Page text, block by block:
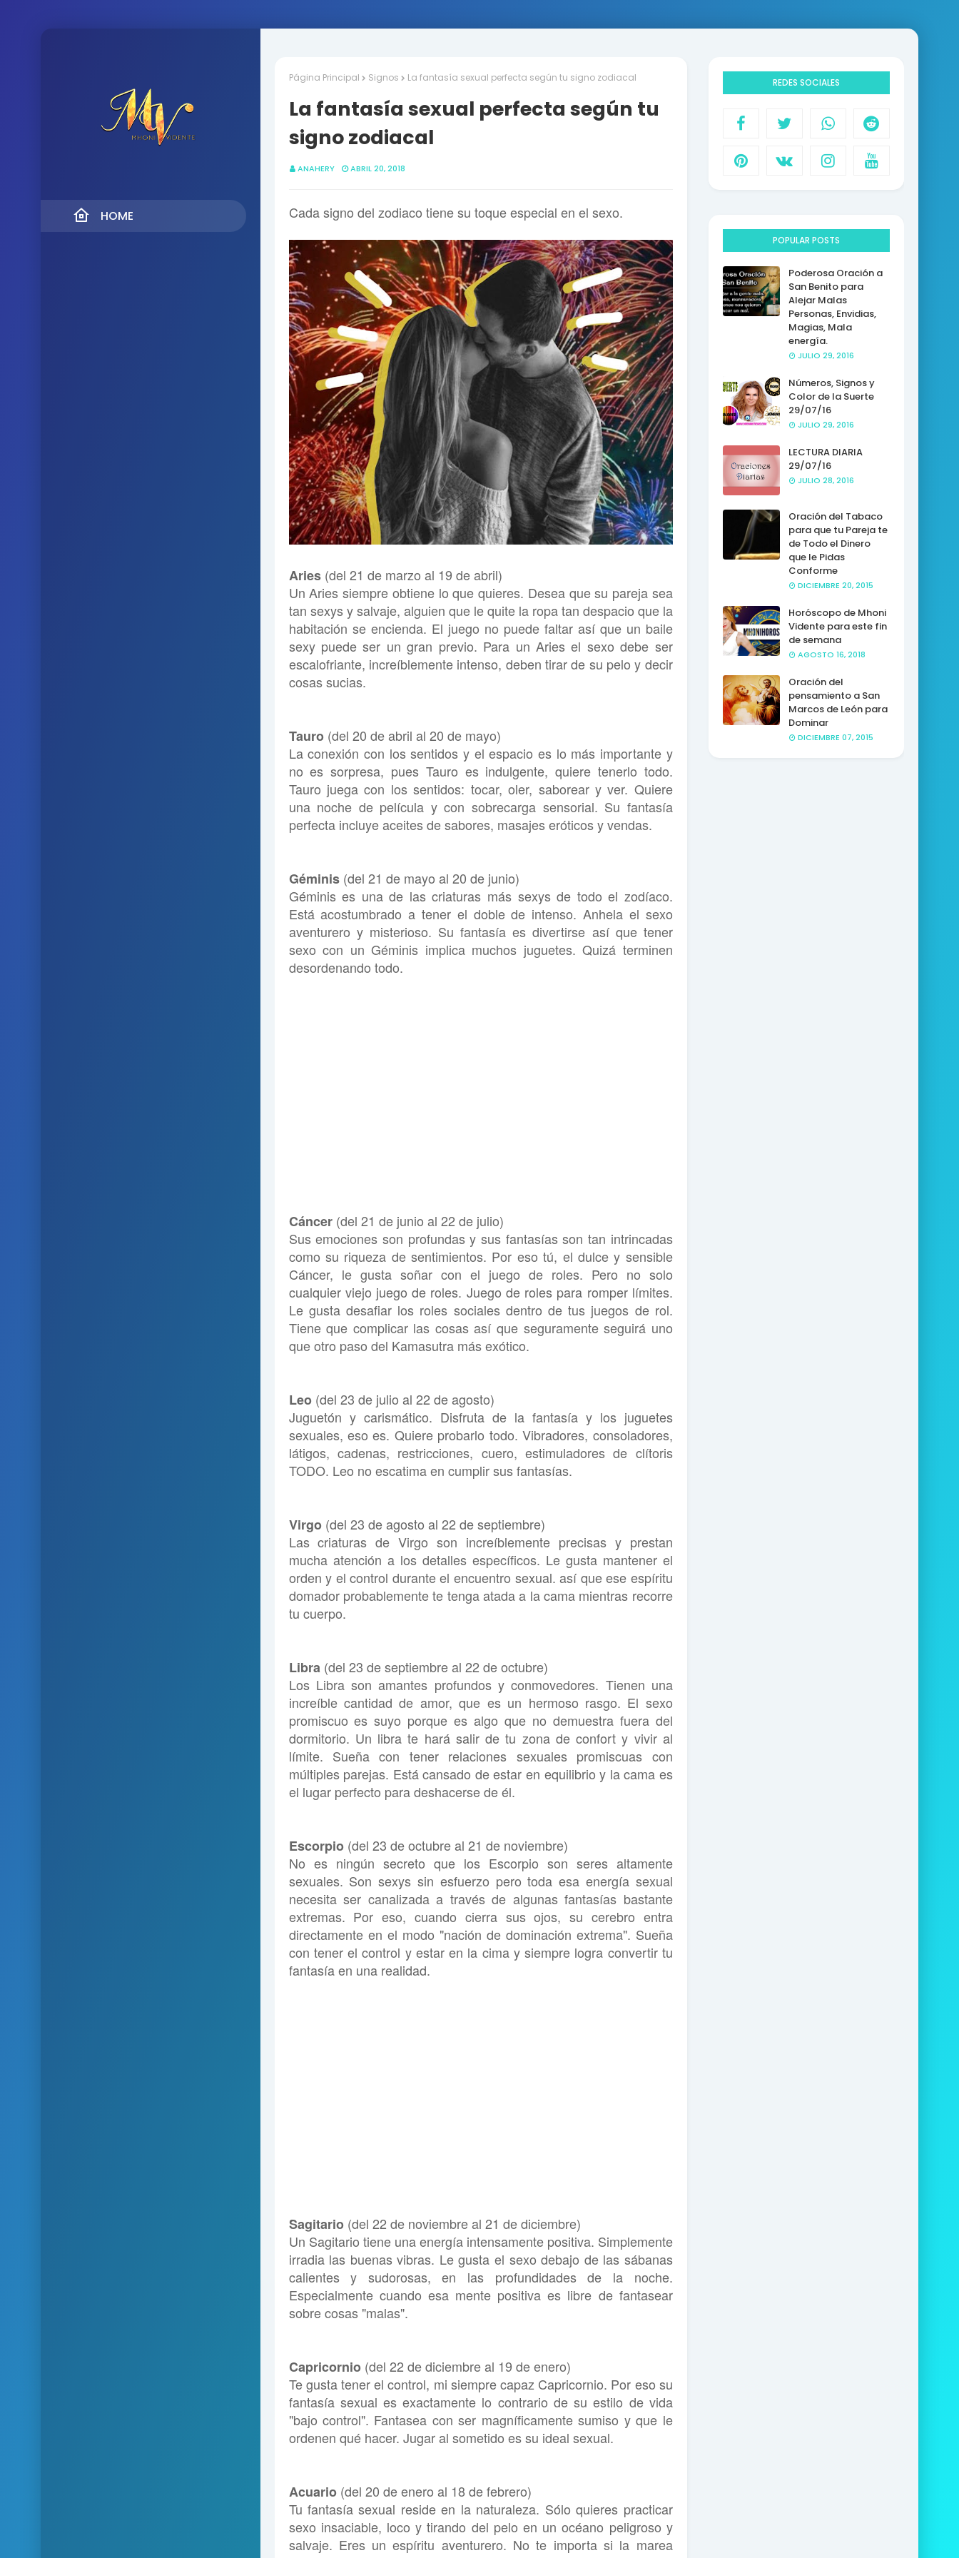
HOME
Página Principal Signos La fantasía sexual perfecta según tu signo zodiacal
La fantasía sexual perfecta según tu
signo zodiacal
ANAHERY ABRIL 20, 2018
Cada signo del zodiaco tiene su toque especial en el sexo.
Aries(del 21 de marzo al 19 de abril)
Un Aries siempre obtiene lo que quieres. Desea que su pareja sea
tan sexys y salvaje, alguien que le quite la ropa tan despacio que la
habitación se encienda. El juego no puede faltar así que un baile
sexy puede ser un gran previo. Para un Aries el sexo debe ser
escalofriante, increíblemente intenso, deben tirar de su pelo y decir
cosas sucias.
Tauro(del 20 de abril al 20 de mayo)
La conexión con los sentidos y el espacio es lo más importante y
no es sorpresa, pues Tauro es indulgente, quiere tenerlo todo.
Tauro juega con los sentidos: tocar, oler, saborear y ver. Quiere
una noche de película y con sobrecarga sensorial. Su fantasía
perfecta incluye aceites de sabores, masajes eróticos y vendas.
Géminis(del 21 de mayo al 20 de junio)
Géminis es una de las criaturas más sexys de todo el zodíaco.
Está acostumbrado a tener el doble de intenso. Anhela el sexo
aventurero y misterioso. Su fantasía es divertirse así que tener
sexo con un Géminis implica muchos juguetes. Quizá terminen
desordenando todo.
Cáncer(del 21 de junio al 22 de julio)
Sus emociones son profundas y sus fantasías son tan intrincadas
como su riqueza de sentimientos. Por eso tú, el dulce y sensible
Cáncer, le gusta soñar con el juego de roles. Pero no solo
cualquier viejo juego de roles. Juego de roles para romper límites.
Le gusta desafiar los roles sociales dentro de tus juegos de rol.
Tiene que complicar las cosas así que seguramente seguirá uno
que otro paso del Kamasutra más exótico.
Leo(del 23 de julio al 22 de agosto)
Juguetón y carismático. Disfruta de la fantasía y los juguetes
sexuales, eso es. Quiere probarlo todo. Vibradores, consoladores,
látigos, cadenas, restricciones, cuero, estimuladores de clítoris
TODO. Leo no escatima en cumplir sus fantasías.
Virgo(del 23 de agosto al 22 de septiembre)
Las criaturas de Virgo son increíblemente precisas y prestan
mucha atención a los detalles específicos. Le gusta mantener el
orden y el control durante el encuentro sexual. así que ese espíritu
domador probablemente te tenga atada a la cama mientras recorre
tu cuerpo.
Libra (del 23 de septiembre al 22 de octubre)
Los Libra son amantes profundos y conmovedores. Tienen una
increíble cantidad de amor, que es un hermoso rasgo. El sexo
promiscuo es suyo porque es algo que no demuestra fuera del
dormitorio. Un libra te hará salir de tu zona de confort y vivir al
límite. Sueña con tener relaciones sexuales promiscuas con
múltiples parejas. Está cansado de estar en equilibrio y la cama es
el lugar perfecto para deshacerse de él.
Escorpio(del 23 de octubre al 21 de noviembre)
No es ningún secreto que los Escorpio son seres altamente
sexuales. Son sexys sin esfuerzo pero toda esa energía sexual
necesita ser canalizada a través de algunas fantasías bastante
extremas. Por eso, cuando cierra sus ojos, su cerebro entra
directamente en el modo "nación de dominación extrema". Sueña
con tener el control y estar en la cima y siempre logra convertir tu
fantasía en una realidad.
Sagitario(del 22 de noviembre al 21 de diciembre)
Un Sagitario tiene una energía intensamente positiva. Simplemente
irradia las buenas vibras. Le gusta el sexo debajo de las sábanas
calientes y sudorosas, en las profundidades de la noche.
Especialmente cuando esa mente positiva es libre de fantasear
sobre cosas "malas".
Capricornio(del 22 de diciembre al 19 de enero)
Te gusta tener el control, mi siempre capaz Capricornio. Por eso su
fantasía sexual es exactamente lo contrario de su estilo de vida
"bajo control". Fantasea con ser magníficamente sumiso y que le
ordenen qué hacer. Jugar al sometido es su ideal sexual.
Acuario(del 20 de enero al 18 de febrero)
Tu fantasía sexual reside en la naturaleza. Sólo quieres practicar
sexo insaciable, loco y tirando del pelo en un océano peligroso y
salvaje. Eres un espíritu aventurero. No te importa si la marea
REDES SOCIALES
POPULAR POSTS
Poderosa Oración a
San Benito para
Alejar Malas
Personas, Envidias,
Magias, Mala
energía.
JULIO 29, 2016
Números, Signos y
Color de la Suerte
29/07/16
JULIO 29, 2016
LECTURA DIARIA
29/07/16
JULIO 28, 2016
Oración del Tabaco
para que tu Pareja te
de Todo el Dinero
que le Pidas
Conforme
DICIEMBRE 20, 2015
Horóscopo de Mhoni
Vidente para este fin
de semana
AGOSTO 16, 2018
Oración del
pensamiento a San
Marcos de León para
Dominar
DICIEMBRE 07, 2015